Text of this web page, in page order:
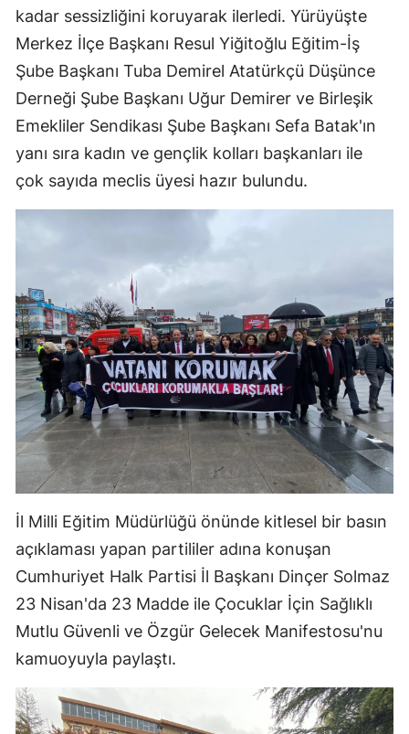
İzmir
Kars
Kastamonu
Kayseri
Kırklareli
Kütahya
Malatya
Manisa
Kahramanmaraş
Mardin
Nevşehir
Niğde
Rize
Sakarya
kadar sessizliğini koruyarak ilerledi. Yürüyüşte
Merkez İlçe Başkanı Resul Yiğitoğlu Eğitim-İş
Şube Başkanı Tuba Demirel Atatürkçü Düşünce
Derneği Şube Başkanı Uğur Demirer ve Birleşik
Emekliler Sendikası Şube Başkanı Sefa Batak'ın
yanı sıra kadın ve gençlik kolları başkanları ile
çok sayıda meclis üyesi hazır bulundu.
İl Milli Eğitim Müdürlüğü önünde kitlesel bir basın
açıklaması yapan partililer adına konuşan
Cumhuriyet Halk Partisi İl Başkanı Dinçer Solmaz
23 Nisan'da 23 Madde ile Çocuklar İçin Sağlıklı
Mutlu Güvenli ve Özgür Gelecek Manifestosu'nu
kamuoyuyla paylaştı.